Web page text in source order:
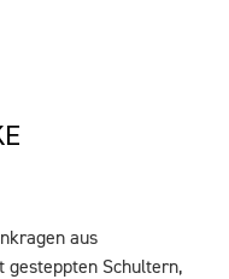
aus
gesteppten Schultern,